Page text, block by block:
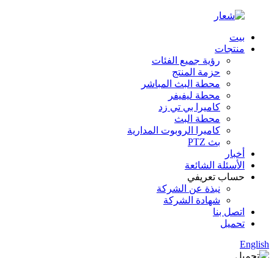
بيت
منتجات
رؤية جميع الفئات
حزمة المنتج
محطة البث المباشر
محطة ليفيفر
كاميرا بي تي زد
محطة البث
كاميرا الروبوت المدارية
بث PTZ
أخبار
الأسئلة الشائعة
حساب تعريفي
نبذة عن الشركة
شهادة الشركة
اتصل بنا
تحميل
English